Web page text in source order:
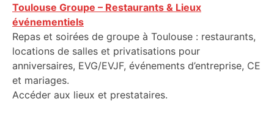
Toulouse Groupe – Restaurants & Lieux
événementiels
Repas et soirées de groupe à Toulouse : restaurants,
locations de salles et privatisations pour
anniversaires, EVG/EVJF, événements d’entreprise, CE
et mariages.
Accéder aux lieux et prestataires.